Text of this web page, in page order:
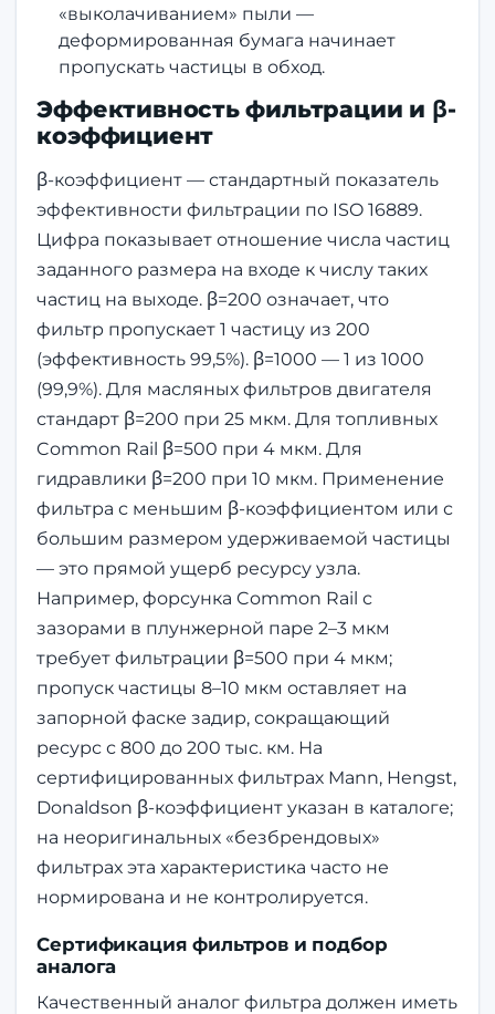
«выколачиванием» пыли —
деформированная бумага начинает
пропускать частицы в обход.
Эффективность фильтрации и β-
коэффициент
β-коэффициент — стандартный показатель
эффективности фильтрации по ISO 16889.
Цифра показывает отношение числа частиц
заданного размера на входе к числу таких
частиц на выходе. β=200 означает, что
фильтр пропускает 1 частицу из 200
(эффективность 99,5%). β=1000 — 1 из 1000
(99,9%). Для масляных фильтров двигателя
стандарт β=200 при 25 мкм. Для топливных
Common Rail β=500 при 4 мкм. Для
гидравлики β=200 при 10 мкм. Применение
фильтра с меньшим β-коэффициентом или с
большим размером удерживаемой частицы
— это прямой ущерб ресурсу узла.
Например, форсунка Common Rail с
зазорами в плунжерной паре 2–3 мкм
требует фильтрации β=500 при 4 мкм;
пропуск частицы 8–10 мкм оставляет на
запорной фаске задир, сокращающий
ресурс с 800 до 200 тыс. км. На
сертифицированных фильтрах Mann, Hengst,
Donaldson β-коэффициент указан в каталоге;
на неоригинальных «безбрендовых»
фильтрах эта характеристика часто не
нормирована и не контролируется.
Сертификация фильтров и подбор
аналога
Качественный аналог фильтра должен иметь